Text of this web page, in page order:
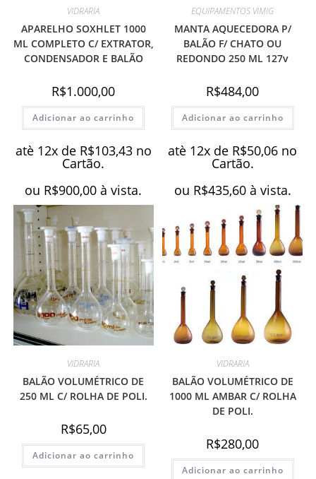
VIDRARIA
APARELHO SOXHLET 1000
ML COMPLETO C/ EXTRATOR,
CONDENSADOR E BALÃO
R$1.000,00
Adicionar ao carrinho
atè 12x de R$103,43 no
Cartão.
ou R$900,00 à vista.
EQUIPAMENTOS VIMIG
MANTA AQUECEDORA P/
BALÃO F/ CHATO OU
REDONDO 250 ML 127v
R$484,00
Adicionar ao carrinho
atè 12x de R$50,06 no
Cartão.
ou R$435,60 à vista.
VIDRARIA
BALÃO VOLUMÉTRICO DE
250 ML C/ ROLHA DE POLI.
R$65,00
Adicionar ao carrinho
VIDRARIA
BALÃO VOLUMÉTRICO DE
1000 ML AMBAR C/ ROLHA
DE POLI.
R$280,00
Adicionar ao carrinho